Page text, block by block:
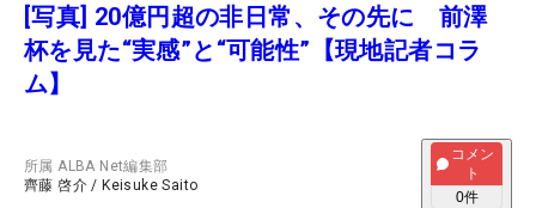
[写真] 20億円超の非日常、その先に 前澤
杯を見た“実感”と“可能性”【現地記者コラ
ム】
所属ALBA Net編集部
齊藤 啓介 / Keisuke Saito
コメン
ト
0件